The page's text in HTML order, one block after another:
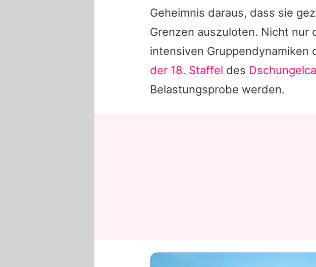
Geheimnis daraus, dass sie
Grenzen auszuloten. Nicht nur
intensiven Gruppendynamiken
der 18. Staffel des
Belastungsprobe werden.